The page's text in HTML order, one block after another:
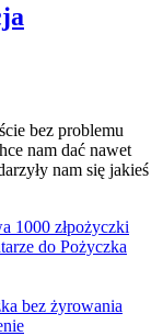
bez problemu
nam dać nawet
nam się jakieś
1000 złpożyczki
do Pożyczka
bez żyrowania